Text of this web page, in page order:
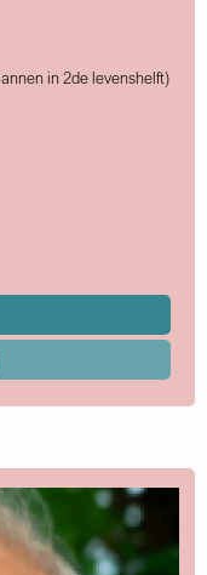
in 2de levenshelft)